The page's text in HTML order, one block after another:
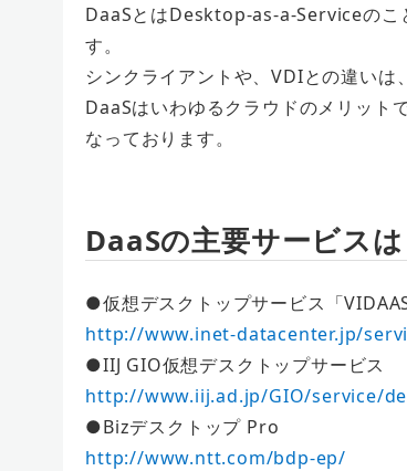
DaaSとはDesktop-as-a-Serviceのこ
す。
シンクライアントや、VDIとの違いは
DaaSはいわゆるクラウドのメリット
なっております。
DaaSの主要サービスは
●仮想デスクトップサービス「VIDAAS
http://www.inet-datacenter.jp/
●IIJ GIO仮想デスクトップサービス
http://www.iij.ad.jp/GIO/service/
●Bizデスクトップ Pro
http://www.ntt.com/bdp-ep/